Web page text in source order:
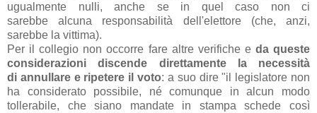
ugualmente nulli, anche se in quel caso non ci
sarebbe alcuna responsabilità dell'elettore (che, anzi,
sarebbe la vittima).
Per il collegio non occorre fare altre verifiche e da queste
considerazioni discende direttamente la necessità
di annullare e ripetere il voto: a suo dire "il legislatore non
ha considerato possibile, né comunque in alcun modo
tollerabile, che siano mandate in stampa schede così